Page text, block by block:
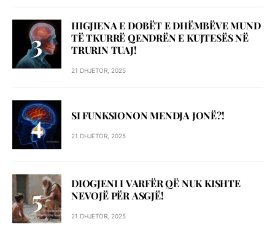
HIGJIENA E DOBËT E DHËMBËVE MUND
TË TKURRË QENDRËN E KUJTESËS NË
TRURIN TUAJ!
21 DHJETOR, 2025
SI FUNKSIONON MENDJA JONË?!
21 DHJETOR, 2025
DIOGJENI I VARFËR QË NUK KISHTE
NEVOJË PËR ASGJË!
21 DHJETOR, 2025